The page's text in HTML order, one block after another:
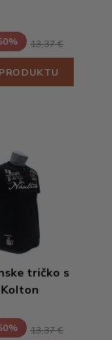
13,37 €
tričko s
13,37 €